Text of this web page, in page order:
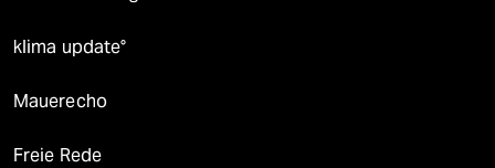
klima update°
Mauerecho
Freie Rede